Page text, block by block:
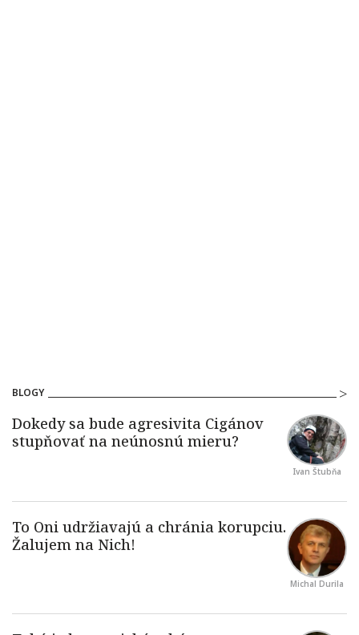
BLOGY
Ivan Štubňa
Michal Durila